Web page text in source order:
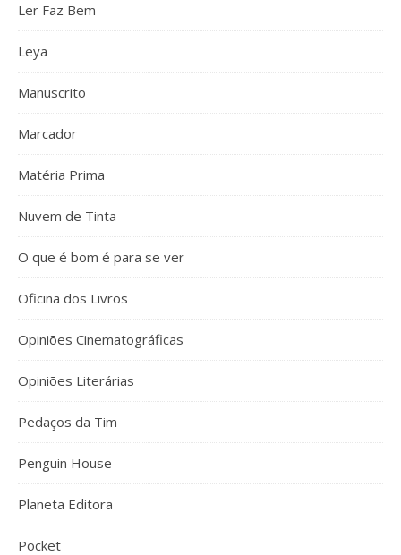
Ler Faz Bem
Leya
Manuscrito
Marcador
Matéria Prima
Nuvem de Tinta
O que é bom é para se ver
Oficina dos Livros
Opiniões Cinematográficas
Opiniões Literárias
Pedaços da Tim
Penguin House
Planeta Editora
Pocket